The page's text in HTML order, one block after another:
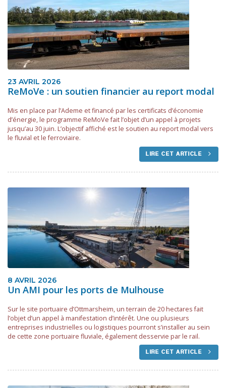
23 AVRIL 2026
ReMoVe : un soutien financier au report modal
Mis en place par l’Ademe et financé par les certificats d’économie
d’énergie, le programme ReMoVe fait l’objet d’un appel à projets
jusqu’au 30 juin. L’objectif affiché est le soutien au report modal vers
le fluvial et le ferroviaire.
LIRE CET ARTICLE
8 AVRIL 2026
Un AMI pour les ports de Mulhouse
Sur le site portuaire d’Ottmarsheim, un terrain de 20 hectares fait
l’objet d’un appel à manifestation d’intérêt. Une ou plusieurs
entreprises industrielles ou logistiques pourront s’installer au sein
de cette zone portuaire fluviale, également desservie par le rail.
LIRE CET ARTICLE